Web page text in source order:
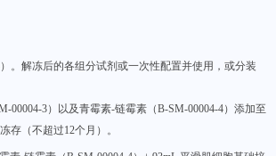
）。解冻后的各组分试剂或一次性配置并使用，或分装
00004-3）以及青霉素-链霉素（B-SM-00004-4）添加至
（不超过12个月）。